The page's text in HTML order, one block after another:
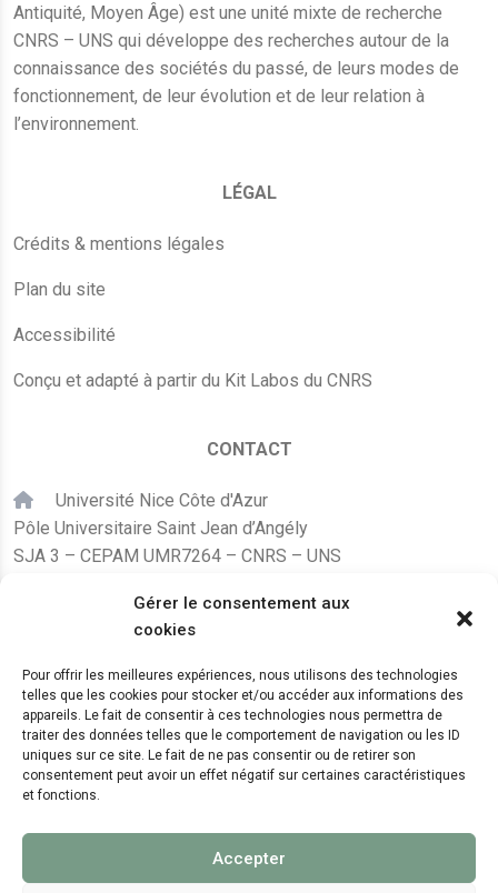
Gérer le consentement aux
cookies
Pour offrir les meilleures expériences, nous utilisons des technologies
telles que les cookies pour stocker et/ou accéder aux informations des
appareils. Le fait de consentir à ces technologies nous permettra de
traiter des données telles que le comportement de navigation ou les ID
uniques sur ce site. Le fait de ne pas consentir ou de retirer son
consentement peut avoir un effet négatif sur certaines caractéristiques
et fonctions.
Accepter
Antiquité, Moyen Âge) est une unité mixte de recherche
CNRS – UNS qui développe des recherches autour de la
connaissance des sociétés du passé, de leurs modes de
fonctionnement, de leur évolution et de leur relation à
l’environnement.
LÉGAL
Crédits & mentions légales
Plan du site
Accessibilité
Conçu et adapté à partir du Kit Labos du CNRS
CONTACT
Université Nice Côte d'Azur
Pôle Universitaire Saint Jean d’Angély
SJA 3 – CEPAM UMR7264 – CNRS – UNS
+33 (0)4 89 15 24 08
LE CEPAM EST HÉBERGÉ PAR